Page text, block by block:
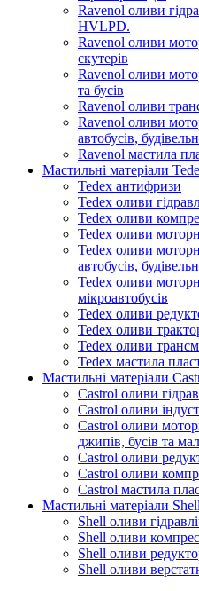
Ravenol оливи
HVLPD.
Ravenol оливи
скутерів
Ravenol оливи
та бусів
Ravenol оливи
Ravenol оливи
автобусів,
Ravenol мастила
Мастильні матеріали
Tedex антифризи
Tedex оливи
Tedex оливи
Tedex оливи
Tedex оливи
автобусів,
Tedex оливи
мікроавтобусів
Tedex оливи
Tedex оливи
Tedex оливи
Tedex мастила
Мастильні матеріали
Castrol оливи
Castrol оливи
Castrol оливи
джипів, бусів та
Castrol оливи
Castrol оливи
Castrol мастила
Мастильні матеріали Shell
Shell оливи
Shell оливи
Shell оливи
Shell оливи